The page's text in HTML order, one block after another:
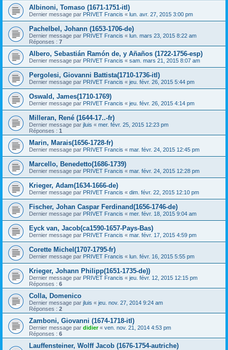
Albinoni, Tomaso (1671-1751-itl)
Dernier message par PRIVET Francis « lun. avr. 27, 2015 3:00 pm
Pachelbel, Johann (1653-1706-de)
Dernier message par PRIVET Francis « lun. mars 23, 2015 8:22 am
Réponses : 7
Albero, Sebastián Ramón de, y Añaños (1722-1756-esp)
Dernier message par PRIVET Francis « sam. mars 21, 2015 8:07 am
Pergolesi, Giovanni Battista(1710-1736-itl)
Dernier message par PRIVET Francis « jeu. févr. 26, 2015 5:44 pm
Oswald, James(1710-1769)
Dernier message par PRIVET Francis « jeu. févr. 26, 2015 4:14 pm
Milleran, René (1644-17..-fr)
Dernier message par jluis « mer. févr. 25, 2015 12:23 pm
Réponses : 1
Marin, Marais(1656-1728-fr)
Dernier message par PRIVET Francis « mar. févr. 24, 2015 12:45 pm
Marcello, Benedetto(1686-1739)
Dernier message par PRIVET Francis « mar. févr. 24, 2015 12:28 pm
Krieger, Adam(1634-1666-de)
Dernier message par PRIVET Francis « dim. févr. 22, 2015 12:10 pm
Fischer, Johan Caspar Ferdinand(1656-1746-de)
Dernier message par PRIVET Francis « mer. févr. 18, 2015 9:04 am
Eyck van, Jacob(ca1590-1657-Pays-Bas)
Dernier message par PRIVET Francis « mar. févr. 17, 2015 4:59 pm
Corette Michel(1707-1795-fr)
Dernier message par PRIVET Francis « lun. févr. 16, 2015 5:55 pm
Krieger, Johann Philipp(1651-1735-de))
Dernier message par PRIVET Francis « jeu. févr. 12, 2015 12:15 pm
Réponses : 6
Colla, Domenico
Dernier message par jluis « jeu. nov. 27, 2014 9:24 am
Réponses : 2
Zamboni, Giovanni (1674-1718-itl)
Dernier message par didier« ven. nov. 21, 2014 4:53 pm
Réponses : 6
Lauffensteiner, Wolff Jacob (1676-1754-autriche)